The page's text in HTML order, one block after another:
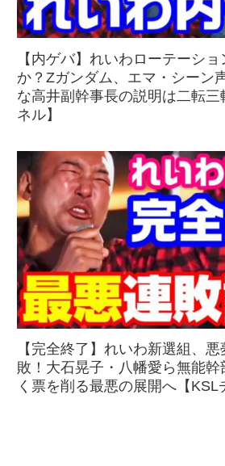
【内ゲバ】れいわローテーシ
か？Zガンダム、エマ・シーン
な高井副幹事長の説明は二転三
ネル】
【完全終了】れいわ新選組、
敗！大石晃子・八幡愛ら無能幹
く票を削る最悪の展開へ【KSL